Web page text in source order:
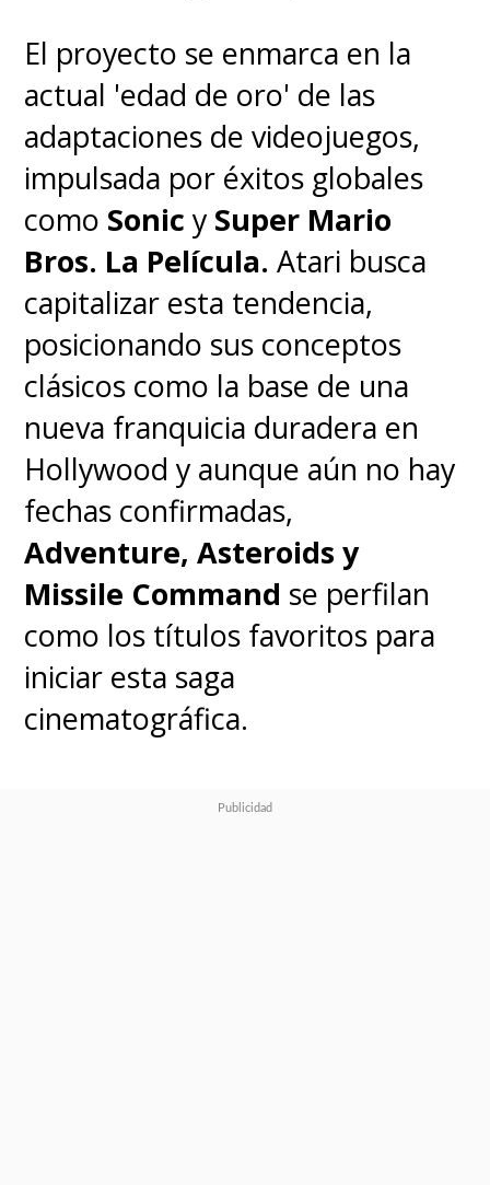
El proyecto se enmarca en la
actual 'edad de oro' de las
adaptaciones de videojuegos,
impulsada por éxitos globales
como Sonicy Super Mario
Bros. La Película. Atari busca
capitalizar esta tendencia,
posicionando sus conceptos
clásicos como la base de una
nueva franquicia duradera en
Hollywood y aunque aún no hay
fechas confirmadas,
Adventure, Asteroids y
Missile Command se perfilan
como los títulos favoritos para
iniciar esta saga
cinematográfica.